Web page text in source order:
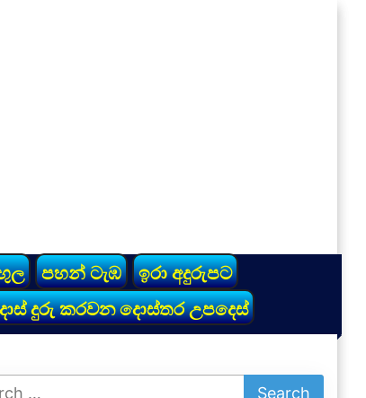
පහන් ටැඹ
ඉරා අදුරුපට
දුරු කරවන දොස්තර උපදෙස්